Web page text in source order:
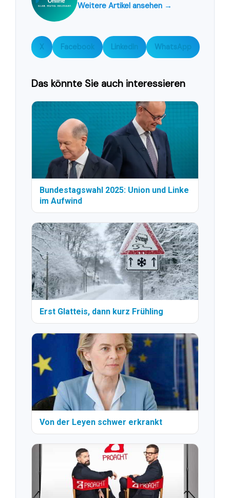
Weitere Artikel ansehen →
X Facebook LinkedIn WhatsApp
Das könnte Sie auch interessieren
Bundestagswahl 2025: Union und Linke
im Aufwind
Erst Glatteis, dann kurz Frühling
Von der Leyen schwer erkrankt